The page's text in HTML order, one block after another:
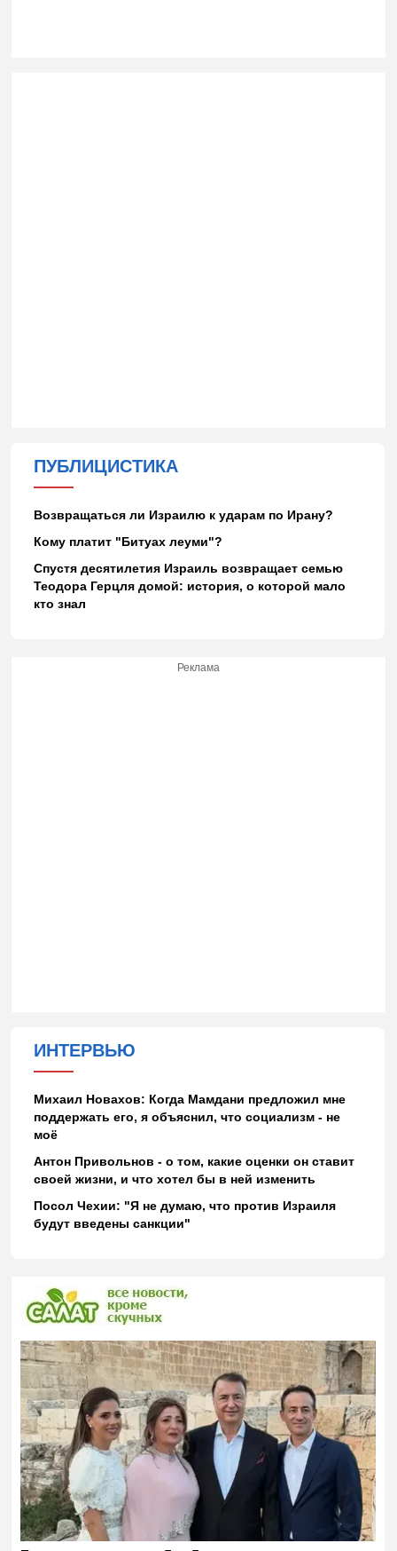
ПУБЛИЦИСТИКА
Возвращаться ли Израилю к ударам по Ирану?
Кому платит "Битуах леуми"?
Спустя десятилетия Израиль возвращает семью
Теодора Герцля домой: история, о которой мало
кто знал
Реклама
ИНТЕРВЬЮ
Михаил Новахов: Когда Мамдани предложил мне
поддержать его, я объяснил, что социализм - не
моё
Антон Привольнов - о том, какие оценки он ставит
своей жизни, и что хотел бы в ней изменить
Посол Чехии: "Я не думаю, что против Израиля
будут введены санкции"